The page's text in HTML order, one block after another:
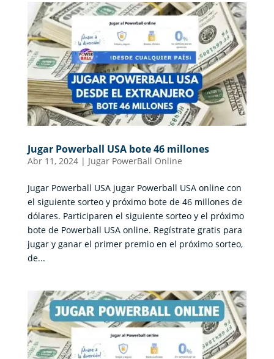
Jugar Powerball USA bote 46 millones
Abr 11, 2024| Jugar PowerBall Online
Jugar Powerball USA jugar Powerball USA online con
el siguiente sorteo y próximo bote de 46 millones de
dólares. Participaren el siguiente sorteo y el próximo
bote de Powerball USA online. Regístrate gratis para
jugar y ganar el primer premio en el próximo sorteo,
de...